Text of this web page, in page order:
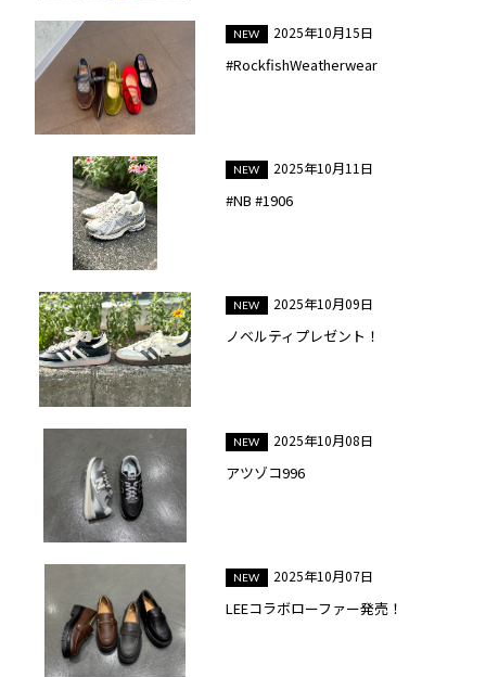
2025年10月15日
#RockfishWeatherwear
2025年10月11日
#NB #1906
2025年10月09日
ノベルティプレゼント！
2025年10月08日
アツゾコ996
2025年10月07日
LEEコラボローファー発売！